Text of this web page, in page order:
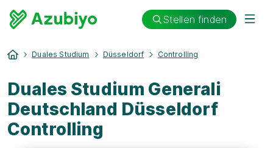
Stellen finden
Duales Studium Düsseldorf Controlling
Duales Studium Generali
Deutschland Düsseldorf
Controlling